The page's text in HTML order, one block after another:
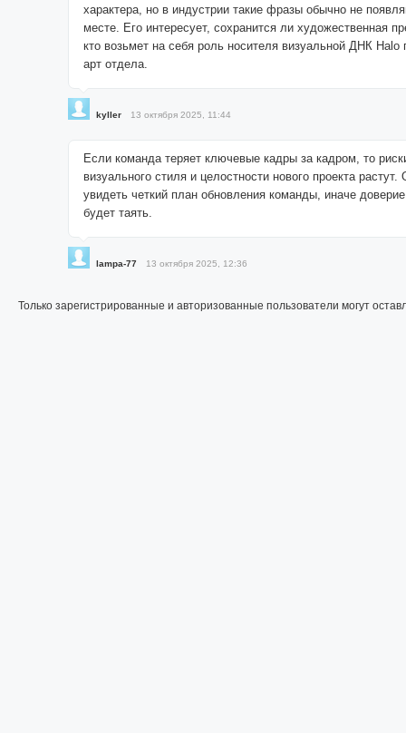
характера, но в индустрии такие фразы обычно не
месте. Его интересует, сохранится ли художественная
кто возьмет на себя роль носителя визуальной ДНК Halo
арт отдела.
kyller 13 октября 2025, 11:44
Если команда теряет ключевые кадры за кадром, то
визуального стиля и целостности нового проекта растут.
увидеть четкий план обновления команды, иначе
будет таять.
lampa-77 13 октября 2025, 12:36
Только зарегистрированные и авторизованные пользователи могут